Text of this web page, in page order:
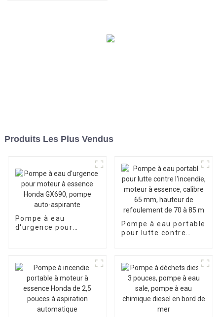
Produits Les Plus Vendus
Pompe à eau
d'urgence pour
Pompe à eau portable
pour lutte contre
refoulement de 70 à
85 m